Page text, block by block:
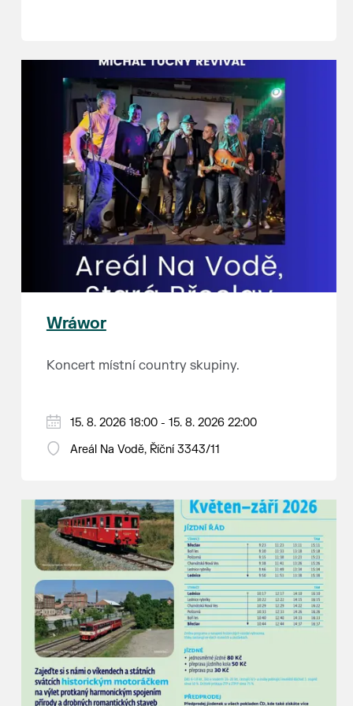
Wráwor
Koncert místní country skupiny.
15. 8. 2026 18:00 - 15. 8. 2026 22:00
Areál Na Vodě, Říční 3343/11